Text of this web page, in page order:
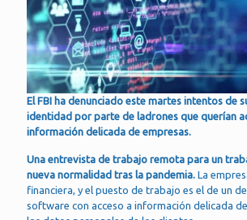
El FBI ha denunciado este martes intentos de
identidad por parte de ladrones que querían
información delicada de empresas.
Una entrevista de trabajo remota para un
nueva normalidad tras la pandemia. La
financiera, y el puesto de trabajo es el de un
software con acceso a información delicada